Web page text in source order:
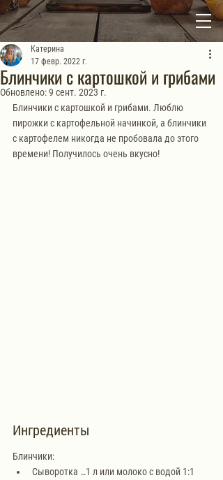
Блинчики с картошкой и грибами
Катерина
17 февр. 2022 г.
Обновлено:9 сент. 2023 г.
Блинчики с картошкой и грибами. Люблю
пирожки с картофельной начинкой, а блинчики
с картофелем никогда не пробовала до этого
времени! Получилось очень вкусно!
Ингредиенты
Блинчики:
Сыворотка …1 л или молоко с водой 1:1